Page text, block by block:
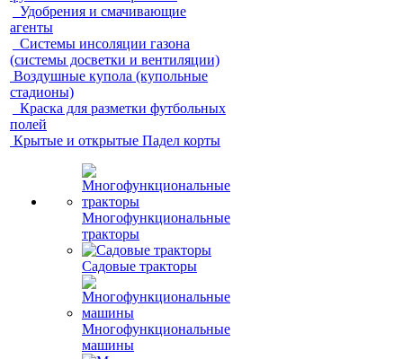
Удобрения и смачивающие
агенты
Системы инсоляции газона
(системы досветки и вентиляции)
Воздушные купола (купольные
стадионы)
Краска для разметки футбольных
полей
Крытые и открытые Падел корты
Многофункциональные
тракторы
Садовые тракторы
Многофункциональные
машины